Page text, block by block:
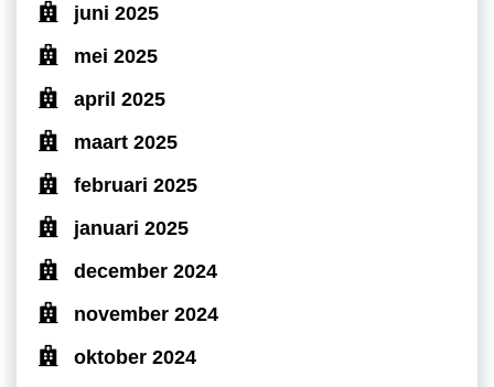
juni 2025
mei 2025
april 2025
maart 2025
februari 2025
januari 2025
december 2024
november 2024
oktober 2024